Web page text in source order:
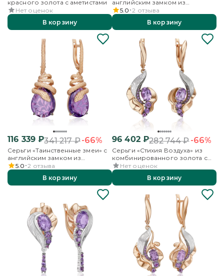
красного золота с аметистами
Нет оценок
В корзину
английским замком из
красного золота с аметистом,
бесцветными топазами и
эмалью
5.0 2 отзыва
В корзину
116 339 ₽341 217₽-66%
Серьги «Таинственные змеи» с
английским замком из
красного золота с аметистом
5.0 2 отзыва
В корзину
96 402₽282 744₽-66%
Серьги «Стихия Воздуха» из
комбинированного золота с
аметистами
Нет оценок
В корзину